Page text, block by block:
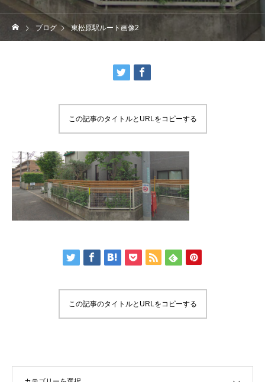
ブログ 東松原駅ルート画像2
この記事のタイトルとURLをコピーする
この記事のタイトルとURLをコピーする